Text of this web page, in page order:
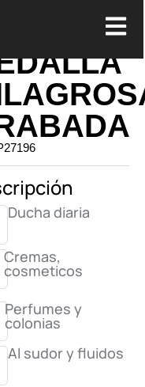
Ducha diaria
Cremas,
cosmeticos
Perfumes y
colonias
Al sudor y fluidos